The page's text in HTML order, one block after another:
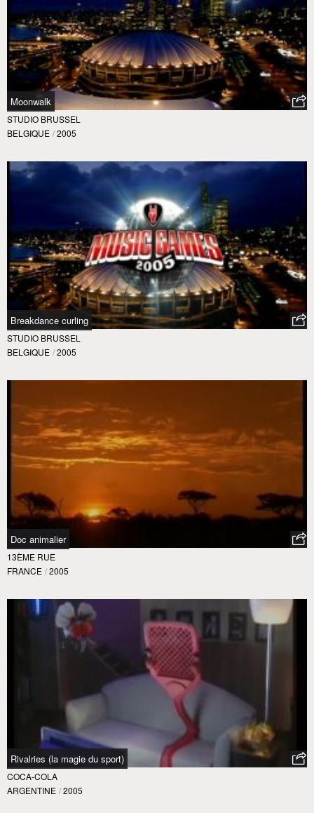
Moonwalk
STUDIO BRUSSEL
BELGIQUE / 2005
Breakdance curling
STUDIO BRUSSEL
BELGIQUE / 2005
Doc animalier
13ÈME RUE
FRANCE / 2005
Rivalries (la magie du sport)
COCA-COLA
ARGENTINE / 2005